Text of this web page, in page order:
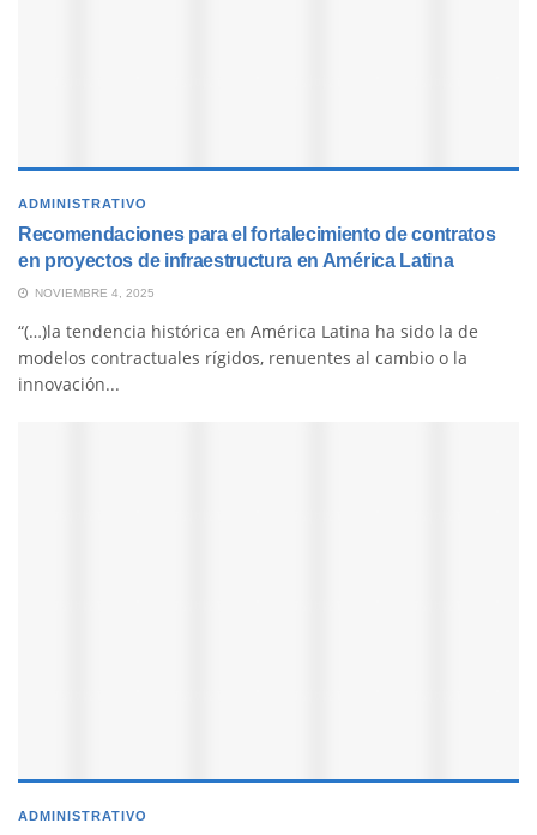
ADMINISTRATIVO
Recomendaciones para el fortalecimiento de contratos
en proyectos de infraestructura en América Latina
NOVIEMBRE 4, 2025
“(…)la tendencia histórica en América Latina ha sido la de
modelos contractuales rígidos, renuentes al cambio o la
innovación...
ADMINISTRATIVO